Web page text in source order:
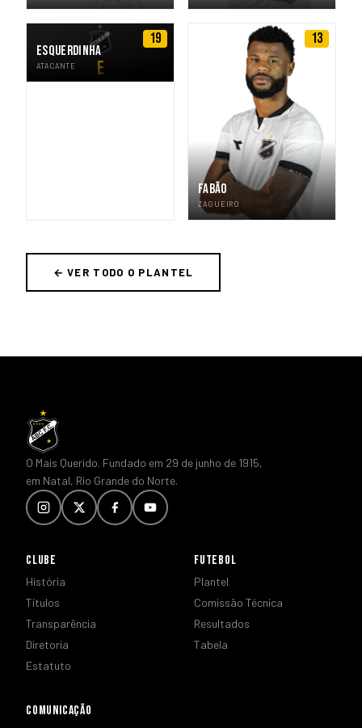
E
19
ESQUERDINHA
ATACANTE
13
FABÃO
ZAGUEIRO
← VER TODO O PLANTEL
O Mais Querido. Fundado em 29 de junho de 1915,
em Natal, Rio Grande do Norte.
CLUBE
História
Títulos
Transparência
Diretoria
Estatuto
FUTEBOL
Plantel
Comissão Técnica
Resultados
Tabela
COMUNICAÇÃO